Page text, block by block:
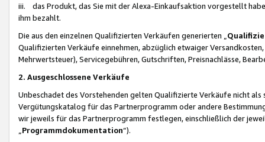
iii. das Produkt, das Sie mit der Alexa-Einkaufsaktion vorgestellt
ihm bezahlt.
Die aus den einzelnen Qualifizierten Verkäufen generierten „
Qualifizierten Verkäufe einnehmen, abzüglich etwaiger
Mehrwertsteuer), Servicegebühren, Gutschriften, Preisnachlässe,
2. Ausgeschlossene Verkäufe
Unbeschadet des Vorstehenden gelten Qualifizierte Verkäufe nicht
Vergütungskatalog für das Partnerprogramm oder andere
wir jeweils für das Partnerprogramm festlegen, einschließlich der
Programmdokumentation“).